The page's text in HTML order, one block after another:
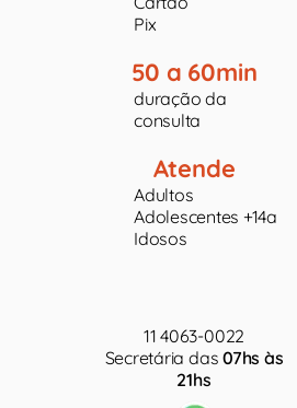
Pix
50 a 60min
duração da
consulta
Atende
Adultos
Adolescentes +14a
Idosos
11 4063-0022
Secretária das07hs às
21hs